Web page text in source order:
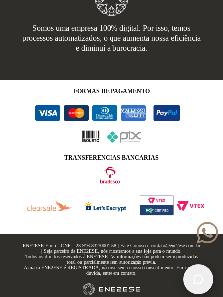
Somos uma empresa 100% digital. Por isso, temos
processos automatizados, o que aumenta nossa eficiência
e diminuí a burocracia.
FORMAS DE PAGAMENTO
TRANSFERENCIAS BANCARIAS
ENE2ESE Eireli - CNPJ: 23.916.832/0001-58 | Fale Conosco: contato@ene2ese.com.br
| Seja parceiro da ENE2ESE, nós mostramos a sua loja para o mundo.
Todos os direitos reservados à ENE2ESE. As informações não podem ser reproduzidas
total ou parcialmente sem autorização prévia.
A marca ENE2ESE é REGISTRADA, não use sem o nosso consentimento. Em caso de
dúvida, entre em contato.